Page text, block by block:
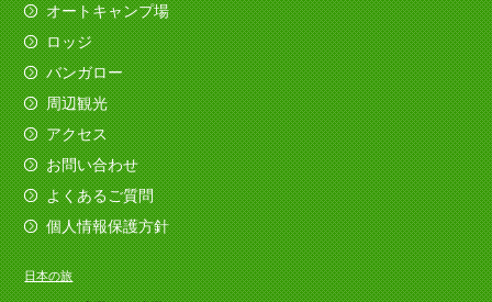
日本の旅
オートキャンプ場
ロッジ
バンガロー
周辺観光
アクセス
お問い合わせ
よくあるご質問
個人情報保護方針